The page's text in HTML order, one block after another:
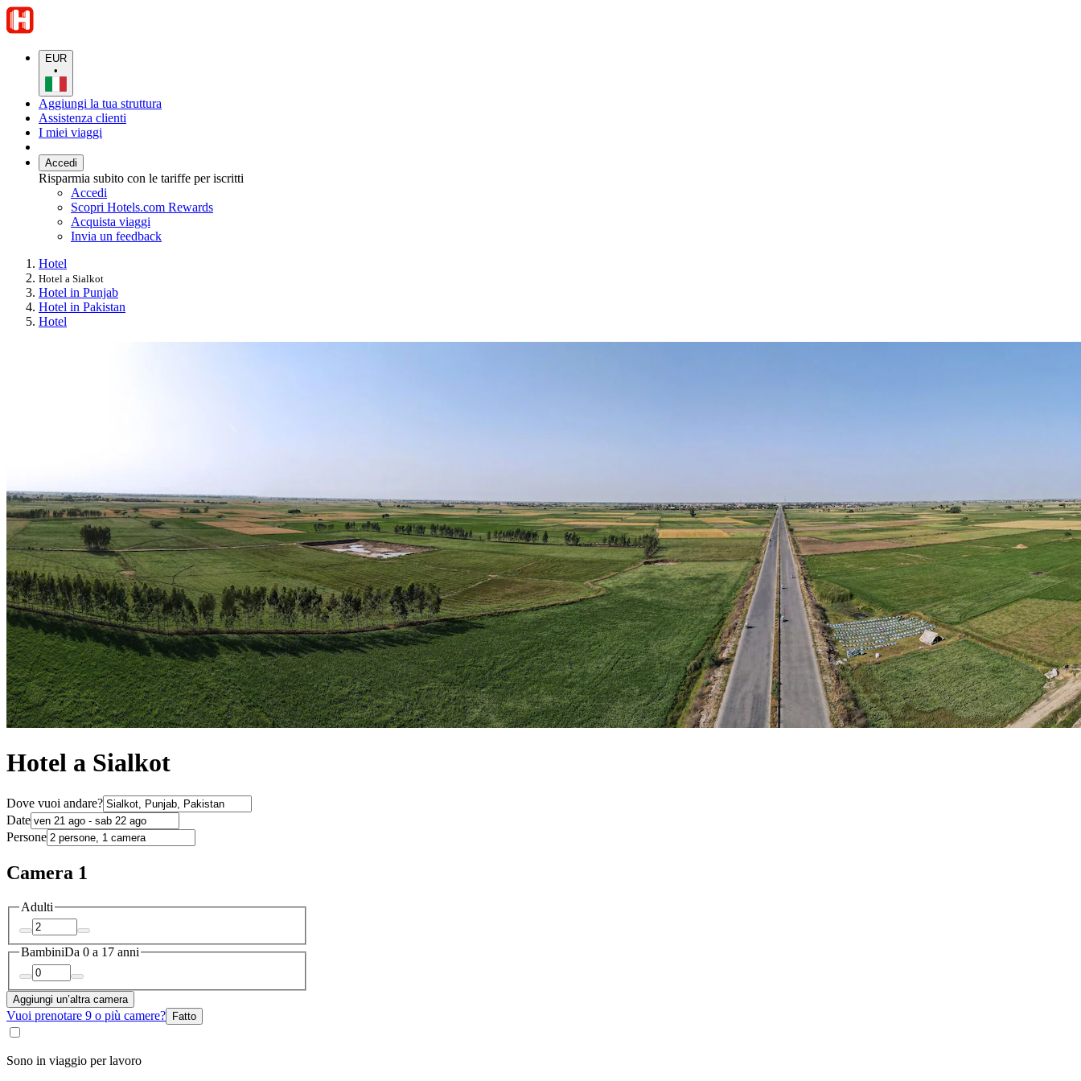
EUR
•
Aggiungi la tua struttura
Assistenza clienti
I miei viaggi
Accedi
Risparmia subito con le tariffe per iscritti
Accedi
Scopri Hotels.com Rewards
Acquista viaggi
Invia un feedback
Hotel
Hotel a Sialkot
Hotel in Punjab
Hotel in Pakistan
Hotel
Hotel a Sialkot
Dove vuoi andare?
Date
Persone
Camera 1
Adulti
BambiniDa 0 a 17 anni
Aggiungi un’altra camera
Vuoi prenotare 9 o più camere? Fatto
Sono in viaggio per lavoro